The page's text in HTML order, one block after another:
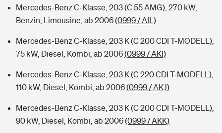
Mercedes-Benz C-Klasse, 203 (C 55 AMG), 270 kW,
Benzin, Limousine, ab 2006(0999 / AIL)
Mercedes-Benz C-Klasse, 203 K (C 200 CDI T-MODELL),
75 kW, Diesel, Kombi, ab 2006(0999 / AKI)
Mercedes-Benz C-Klasse, 203 K (C 220 CDI T-MODELL),
110 kW, Diesel, Kombi, ab 2006(0999 / AKJ)
Mercedes-Benz C-Klasse, 203 K (C 200 CDI T-MODELL),
90 kW, Diesel, Kombi, ab 2006(0999 / AKK)